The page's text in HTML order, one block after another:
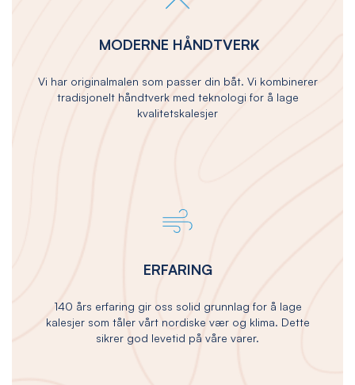
MODERNE HÅNDTVERK
Vi har originalmalen som passer din båt. Vi kombinerer
tradisjonelt håndtverk med teknologi for å lage
kvalitetskalesjer
ERFARING
140 års erfaring gir oss solid grunnlag for å lage
kalesjer som tåler vårt nordiske vær og klima. Dette
sikrer god levetid på våre varer.